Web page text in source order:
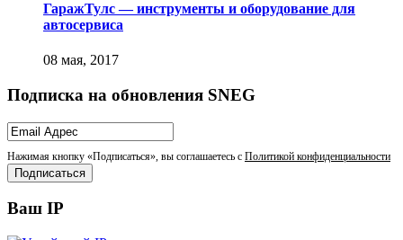
ГаражТулс — инструменты и оборудование для
автосервиса
Подписка на обновления SNEG
Нажимая кнопку «Подписаться», вы соглашаетесь с Политикой конфиденциальности
Ваш IP